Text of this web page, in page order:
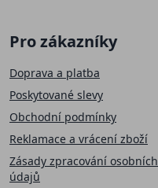
Pro zákazníky
Doprava a platba
Poskytované slevy
Obchodní podmínky
Reklamace a vrácení zboží
Zásady zpracování osobních
údajů